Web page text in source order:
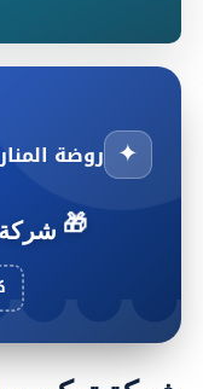
✦ روضة
🎁 شركة